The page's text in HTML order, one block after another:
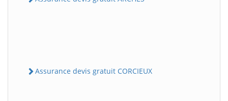
Assurance devis gratuit CORCIEUX